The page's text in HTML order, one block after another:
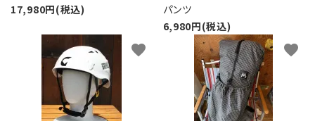
17,980円(税込)
パンツ
6,980円(税込)
favorite favorite